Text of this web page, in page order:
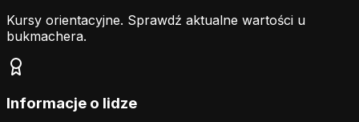
Kursy orientacyjne. Sprawdź aktualne wartości u
bukmachera.
Informacje o lidze